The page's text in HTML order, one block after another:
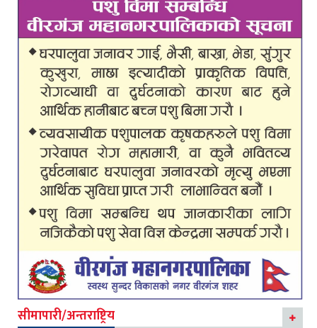
सीमापारी/अन्तराष्ट्रिय